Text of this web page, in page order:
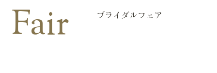
Fair ブライダルフェア